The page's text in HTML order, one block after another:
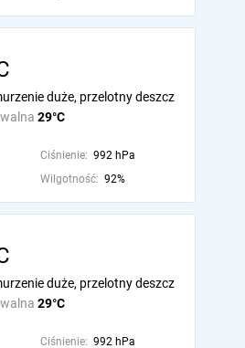
29°C
duże, przelotny deszcz
Ciśnienie: 992 hPa
Wilgotność: 92%
29°C
duże, przelotny deszcz
Ciśnienie: 992 hPa